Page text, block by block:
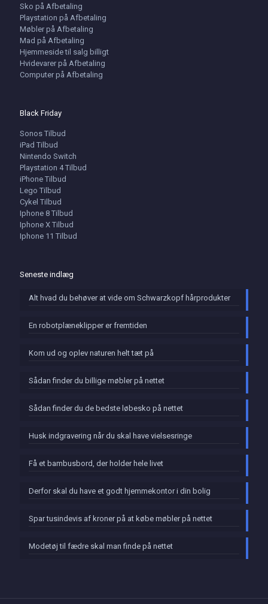
Sko på Afbetaling
Playstation på Afbetaling
Møbler på Afbetaling
Mad på Afbetaling
Hjemmeside til salg billigt
Hvidevarer på Afbetaling
Computer på Afbetaling
Black Friday
Sonos Tilbud
iPad Tilbud
Nintendo Switch
Playstation 4 Tilbud
iPhone Tilbud
Lego Tilbud
Cykel Tilbud
Iphone 8 Tilbud
Iphone X Tilbud
Iphone 11 Tilbud
Seneste indlæg
Alt hvad du behøver at vide om Schwarzkopf hårprodukter
En robotplæneklipper er fremtiden
Kom ud og oplev naturen helt tæt på
Sådan finder du billige møbler på nettet
Sådan finder du de bedste løbesko på nettet
Husk indgravering når du skal have vielsesringe
Få et bambusbord, der holder hele livet
Derfor skal du have et godt hjemmekontor i din bolig
Spar tusindevis af kroner på at købe møbler på nettet
Modetøj til fædre skal man finde på nettet